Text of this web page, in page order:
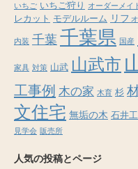
いちご いちご狩り オーダーメイ
レカット モデルルーム リフ
内装 千葉 千葉県 国産
家具 対策 山武 山武市
工事例 木の家 木育 杉
文住宅 無垢の木 石井
見学会 販売所
人気の投稿とページ